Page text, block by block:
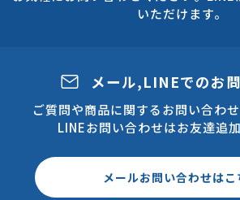
いただけます。
メール,LINEでのお
ご質問や商品に関するお問い合わせ
LINEお問い合わせはお友達追
メールお問い合わせはこ